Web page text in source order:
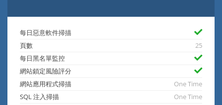
每日惡意軟件掃描
頁數
25
每日黑名單監控
網站鎖定風險評分
網站應用程式掃描
One Time
SQL 注入掃描
One Time